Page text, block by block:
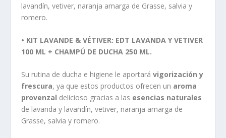
lavandín, vetiver, naranja amarga de Grasse, salvia y
romero.
• KIT LAVANDE & VÉTIVER: EDT LAVANDA Y VETIVER
100 ML + CHAMPÚ DE DUCHA 250 ML.
Su rutina de ducha e higiene le aportarávigorización y
frescura, ya que estos productos ofrecen un aroma
provenzal delicioso gracias a las esencias naturales
de lavanda y lavandín, vetiver, naranja amarga de
Grasse, salvia y romero.